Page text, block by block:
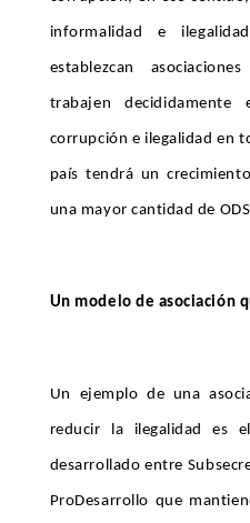
informalidad e
establezcan
trabajen
corrupción e ilegalidad en
país tendrá un
una mayor cantidad de
Un modelo de asociación
Un ejemplo de una
reducir la ilegalidad es
desarrollado entre
ProDesarrollo que